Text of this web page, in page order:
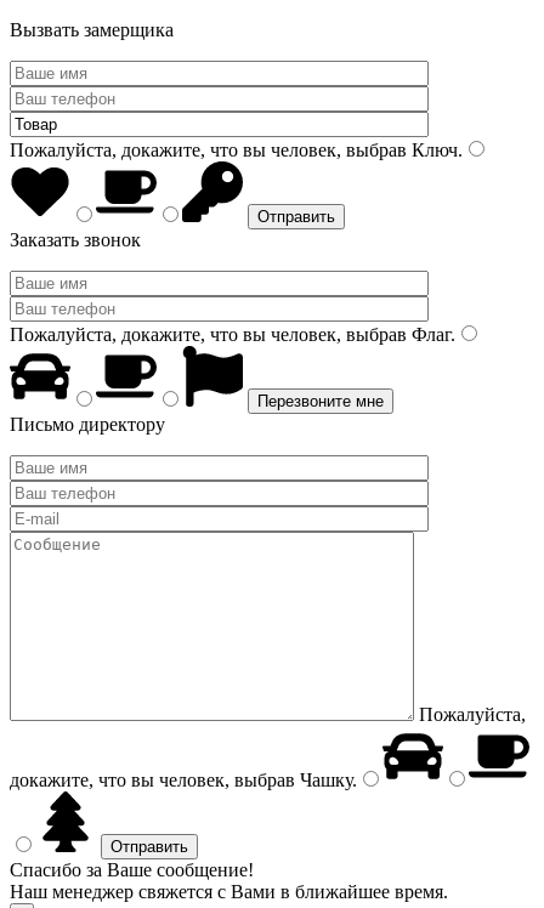
Вызвать замерщика
Пожалуйста, докажите, что вы человек, выбрав Ключ.
Заказать звонок
Пожалуйста, докажите, что вы человек, выбрав Флаг.
Письмо директору
Пожалуйста,
докажите, что вы человек, выбрав Чашку.
Спасибо за Ваше сообщение!
Наш менеджер свяжется с Вами в ближайшее время.